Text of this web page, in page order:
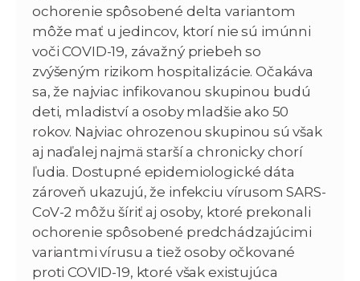
ochorenie spôsobené delta variantom
môže mať u jedincov, ktorí nie sú imúnni
voči COVID-19, závažný priebeh so
zvýšeným rizikom hospitalizácie. Očakáva
sa, že najviac infikovanou skupinou budú
deti, mladiství a osoby mladšie ako 50
rokov. Najviac ohrozenou skupinou sú však
aj naďalej najmä starší a chronicky chorí
ľudia. Dostupné epidemiologické dáta
zároveň ukazujú, že infekciu vírusom SARS-
CoV-2 môžu šíriť aj osoby, ktoré prekonali
ochorenie spôsobené predchádzajúcimi
variantmi vírusu a tiež osoby očkované
proti COVID-19, ktoré však existujúca